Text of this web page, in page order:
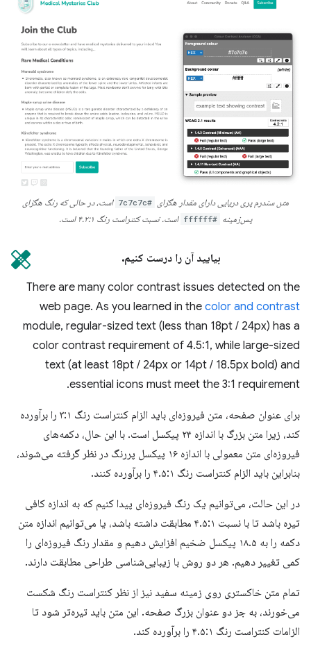
متن سندرم پری دریایی دارای مقدار هگزای #7c7c7c
است، در حالی که رنگ هگزای
پس‌زمینه #ffffff است. نسبت کنتراست رنگ ۴.۲:۱ است.
بیایید آن را درست کنیم.
There are many color contrast issues detected on the
web page. As you learned in the color and contrast
module, regular-sized text (less than 18pt / 24px) has a
color contrast requirement of 4.5:1, while large-sized
text (at least 18pt / 24px or 14pt / 18.5px bold) and
essential icons must meet the 3:1 requirement.
برای عنوان صفحه، متن فیروزه‌ای باید الزام کنتراست رنگ ۳:۱ را برآورده
کند، زیرا متن بزرگ با اندازه ۲۴ پیکسل است. با این حال، دکمه‌های
فیروزه‌ای متن معمولی با اندازه ۱۶ پیکسل پررنگ در نظر گرفته می‌شوند،
بنابراین باید الزام کنتراست رنگ ۴.۵:۱ را برآورده کنند.
در این حالت، می‌توانیم یک رنگ فیروزه‌ای پیدا کنیم که به اندازه کافی
تیره باشد تا با نسبت ۴.۵:۱ مطابقت داشته باشد، یا می‌توانیم اندازه متن
دکمه را به ۱۸.۵ پیکسل ضخیم افزایش دهیم و مقدار رنگ فیروزه‌ای را
کمی تغییر دهیم. هر دو روش با زیبایی‌شناسی طراحی مطابقت دارند.
تمام متن خاکستری روی زمینه سفید نیز از نظر کنتراست رنگ شکست
می‌خورند، به جز دو عنوان بزرگ صفحه. این متن باید تیره‌تر شود تا
الزامات کنتراست رنگ ۴.۵:۱ را برآورده کند.